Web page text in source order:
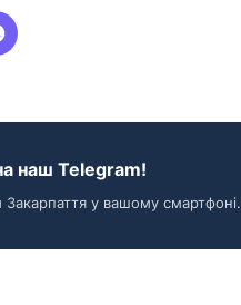
наш Telegram!
Закарпаття у вашому смартфоні.